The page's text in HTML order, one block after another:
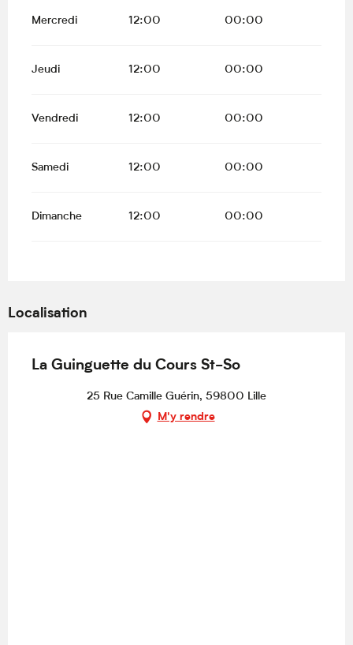
Mercredi 12:00 00:00
Jeudi 12:00 00:00
Vendredi 12:00 00:00
Samedi 12:00 00:00
Dimanche 12:00 00:00
Localisation
La Guinguette du Cours St-So
25 Rue Camille Guérin, 59800 Lille
M'y rendre